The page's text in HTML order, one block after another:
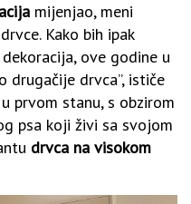
mijenjao, meni
Kako bih ipak
ove godine u
drugačije drvca”, ističe
prvom stanu, s obzirom
psa koji živi sa svojom
drvca na visokom